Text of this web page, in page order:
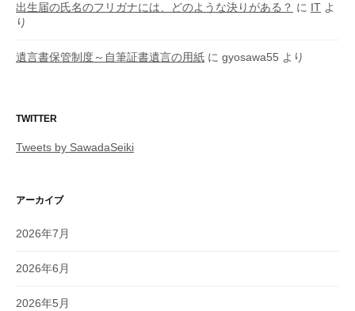
出生届の氏名のフリガナには、どのような決りがある？ に IT よ
り
遺言書保管制度～自筆証書遺言の用紙 に gyosawa55 より
TWITTER
Tweets by SawadaSeiki
アーカイブ
2026年7月
2026年6月
2026年5月